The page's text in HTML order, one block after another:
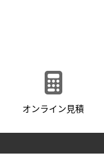
オンライン見積